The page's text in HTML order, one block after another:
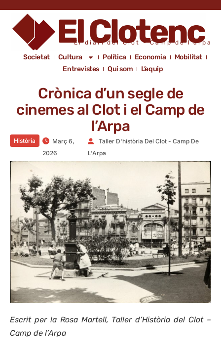
El diari del Clot - Camp de l'arpa
Societat Cultura Política Economia
Mobilitat
Entrevistes
Qui som L’equip
Crònica d’un segle de
cinemes al Clot i el Camp de
l’Arpa
Història
Març 6,
2026
Taller D'història Del Clot - Camp De
L'Arpa
Escrit per la Rosa Martell, Taller d’Història del Clot –
Camp de l’Arpa